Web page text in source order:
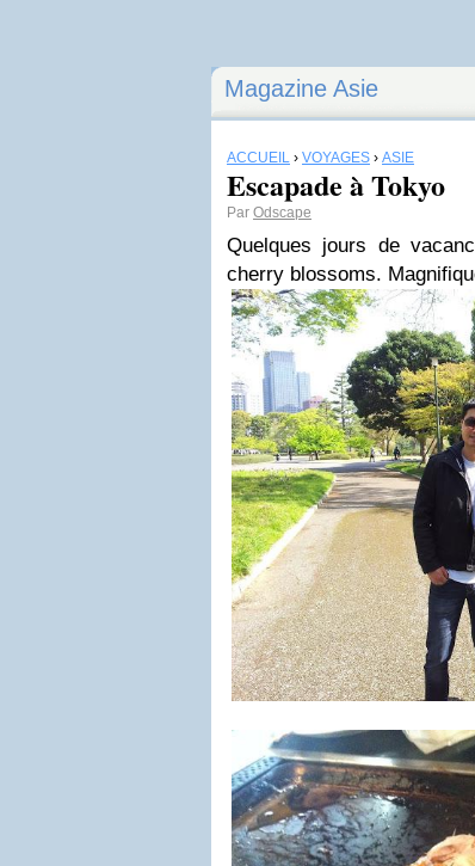
Magazine Asie
ACCUEIL › VOYAGES › ASIE
Escapade à Tokyo
Par Odscape
Quelques jours de
cherry blossoms.